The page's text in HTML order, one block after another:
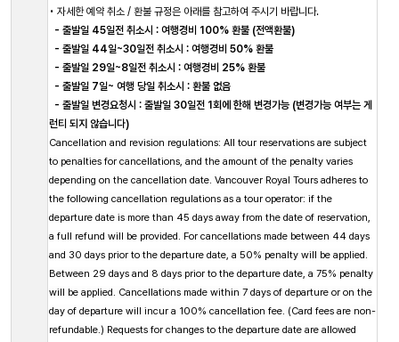
• 자세한 예약 취소 / 환불 규정은 아래를 참고하여 주시기 바랍니다.
- 출발일 45일전 취소시 : 여행경비 100% 환불 (전액환불)
- 출발일 44일~30일전 취소시 : 여행경비 50% 환불
- 출발일 29일~8일전 취소시 : 여행경비 25% 환불
- 출발일 7일~ 여행 당일 취소시 : 환불 없음
- 출발일 변경요청시 : 출발일 30일전 1회에 한해 변경가능 (변경가능 여부는 게
런티 되지 않습니다)
Cancellation and revision regulations: All tour reservations are subject
to penalties for cancellations, and the amount of the penalty varies
depending on the cancellation date. Vancouver Royal Tours adheres to
the following cancellation regulations as a tour operator: if the
departure date is more than 45 days away from the date of reservation,
a full refund will be provided. For cancellations made between 44 days
and 30 days prior to the departure date, a 50% penalty will be applied.
Between 29 days and 8 days prior to the departure date, a 75% penalty
will be applied. Cancellations made within 7 days of departure or on the
day of departure will incur a 100% cancellation fee. (Card fees are non-
refundable.) Requests for changes to the departure date are allowed